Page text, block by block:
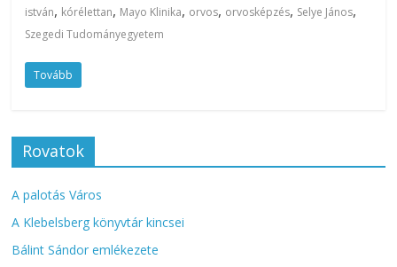
istván, kórélettan, Mayo Klinika, orvos, orvosképzés, Selye János,
Szegedi Tudományegyetem
Tovább
Rovatok
A palotás Város
A Klebelsberg könyvtár kincsei
Bálint Sándor emlékezete